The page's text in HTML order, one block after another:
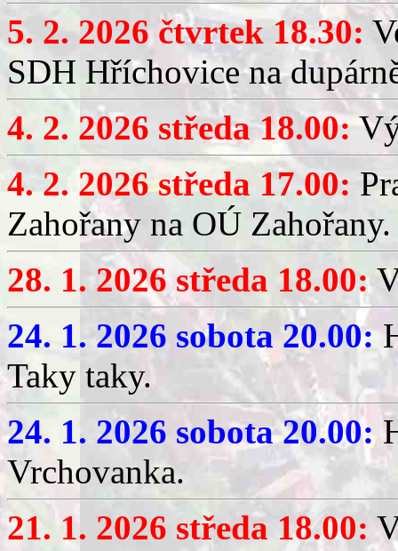
5. 2. 2026 čtvrtek 18.30:
SDH Hříchovice na
4. 2. 2026 středa 18.00:
4. 2. 2026 středa 17.00:
Zahořany na OÚ Zahořany.
28. 1. 2026 středa 18.00:
24. 1. 2026 sobota 20.00:
Taky taky.
24. 1. 2026 sobota 20.00:
Vrchovanka.
21. 1. 2026 středa 18.00: